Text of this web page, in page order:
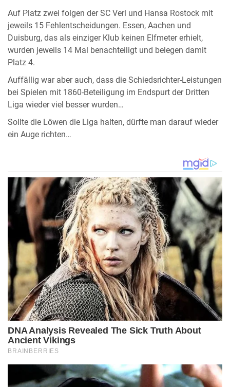
Auf Platz zwei folgen der SC Verl und Hansa Rostock mit
jeweils 15 Fehlentscheidungen. Essen, Aachen und
Duisburg, das als einziger Klub keinen Elfmeter erhielt,
wurden jeweils 14 Mal benachteiligt und belegen damit
Platz 4.
Auffällig war aber auch, dass die Schiedsrichter-Leistungen
bei Spielen mit 1860-Beteiligung im Endspurt der Dritten
Liga wieder viel besser wurden…
Sollte die Löwen die Liga halten, dürfte man darauf wieder
ein Auge richten…